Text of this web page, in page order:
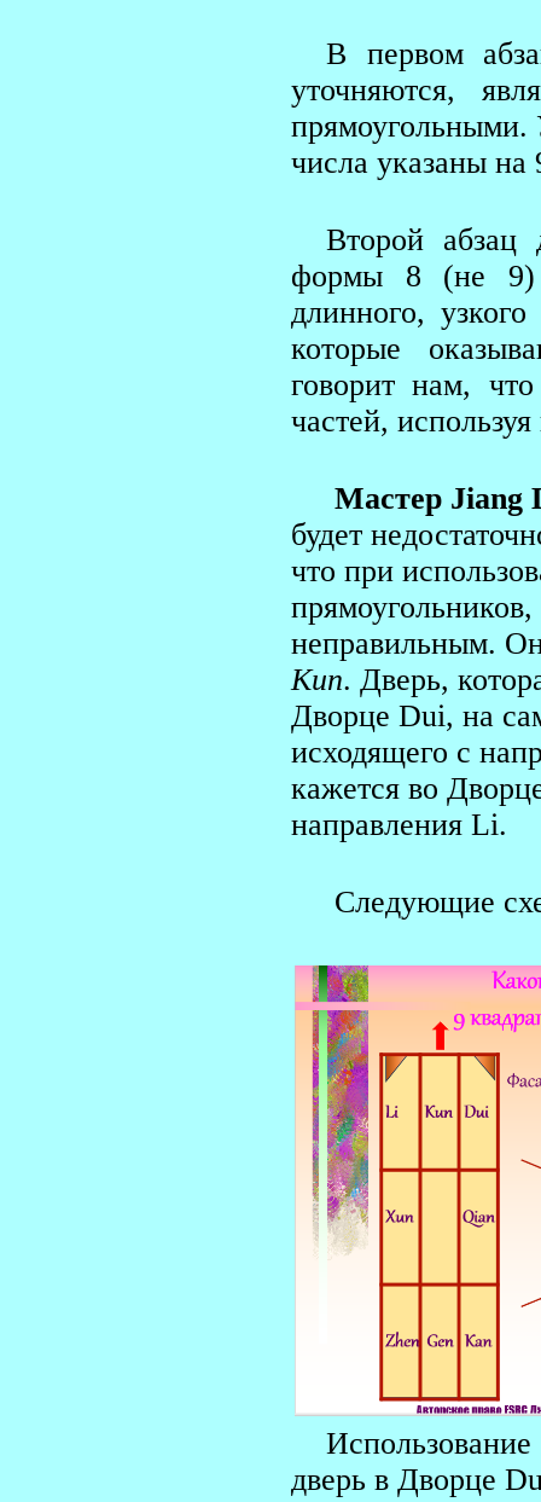
В первом
уточняются,
прямоугольными.
числа указаны на
Второй абзац
формы 8 (не 9)
длинного,
которые
говорит нам,
частей,
Мастер Jiang
будет
что при
неправильным.
Kun. Дверь,
Дворце Dui, на
исходящего с
кажется во
направления Li.
Следующие
Использование
дверь в Дворце